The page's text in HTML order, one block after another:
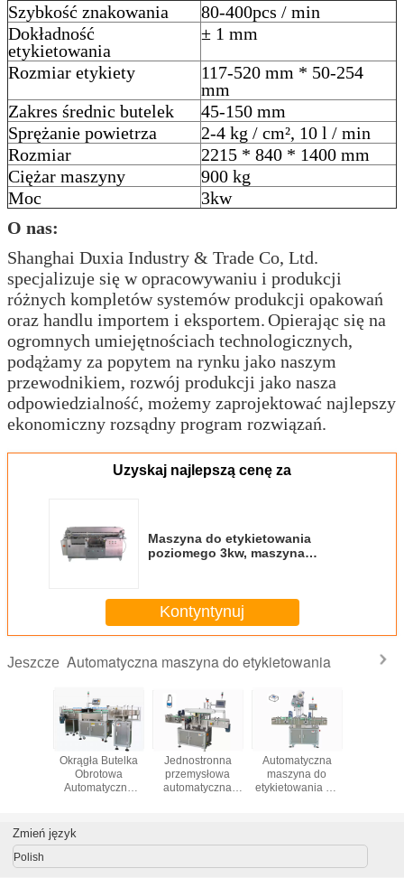
Szybkość znakowania
80-400pcs / min
Dokładność
etykietowania
± 1 mm
Rozmiar etykiety
117-520 mm * 50-254
mm
Zakres średnic butelek
45-150 mm
Sprężanie powietrza
2-4 kg / cm², 10 l / min
Rozmiar
2215 * 840 * 1400 mm
Ciężar maszyny
900 kg
Moc
3kw
O nas:
Shanghai Duxia Industry & Trade Co, Ltd.
specjalizuje się w opracowywaniu i produkcji
różnych kompletów systemów produkcji opakowań
oraz handlu importem i eksportem.Opierając się na
ogromnych umiejętnościach technologicznych,
podążamy za popytem na rynku jako naszym
przewodnikiem, rozwój produkcji jako nasza
odpowiedzialność, możemy zaprojektować najlepszy
ekonomiczny rozsądny program rozwiązań.
Uzyskaj najlepszą cenę za
Maszyna do etykietowania
poziomego 3kw, maszyna
Kontyntynuj
Jeszcze Automatyczna maszyna do etykietowania
Okrągła Butelka
Obrotowa
Automatyczna
Stabilny Projekt
Jednostronna
przemysłowa
automatyczna
butelek oleju
Automatyczna
maszyna do
etykietowania na
kapsli / dna
Zmień język
Polish